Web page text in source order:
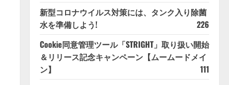
新型コロナウイルス対策には、タンク入り除菌
水を準備しよう!
226
Cookie同意管理ツール「STRIGHT」取り扱い開始
＆リリース記念キャンペーン【ムームードメイ
ン】
111